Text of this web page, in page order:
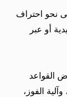
نحو احتراف
أو عبر
القواعد
الفوز،